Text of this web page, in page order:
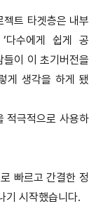
트 타겟층은 내부
다수에게 쉽게 공
이 이 초기버전을
게 생각을 하게 됐
적극적으로 사용하
빠르고 간결한 정
기 시작했습니다.